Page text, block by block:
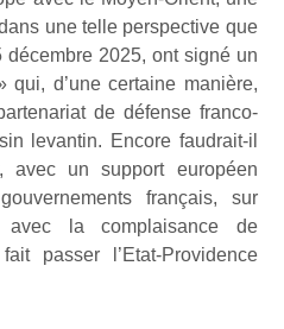
une telle perspective que
2025, ont signé un
qui, d’une certaine manière,
de défense franco-
levantin. Encore faudrait-il
avec un support européen
français, sur
avec la complaisance de
passer l’Etat-Providence